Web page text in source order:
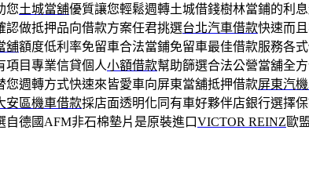
您土城當舖優質讓您輕鬆週轉土城借錢樹林當鋪的利
認做抵押品向借款方案任君挑選台北汽車借款快速而
舖額度低利率免留車合法當鋪免留車最佳借款服務各
項目專業信貸個人小額借款幫助篩選合法公營當舖全
您週轉方式快速來皆愛車向屏東當舖抵押借款屏東汽
安區機車借款採店面透明化同有車好夥伴店銀行選擇
自德國AFM非石棉墊片是原裝進口VICTOR REINZ歐